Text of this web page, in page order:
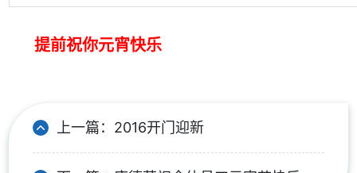
提前祝你元宵快乐
上一篇： 2016开门迎新